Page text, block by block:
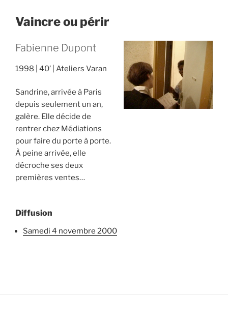
Vaincre ou périr
Fabienne Dupont
1998 40’ Ateliers Varan
Sandrine, arrivée à Paris
depuis seulement un an,
galère. Elle décide de
rentrer chez Médiations
pour faire du porte à porte.
À peine arrivée, elle
décroche ses deux
premières ventes…
Diffusion
samedi 4 novembre 2000